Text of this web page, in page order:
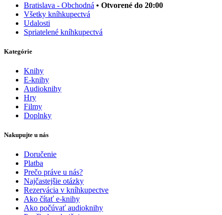
Bratislava - Obchodná • Otvorené do 20:00
Všetky kníhkupectvá
Udalosti
Spriatelené kníhkupectvá
Kategórie
Knihy
E-knihy
Audioknihy
Hry
Filmy
Doplnky
Nakupujte u nás
Doručenie
Platba
Prečo práve u nás?
Najčastejšie otázky
Rezervácia v kníhkupectve
Ako čítať e-knihy
Ako počúvať audioknihy